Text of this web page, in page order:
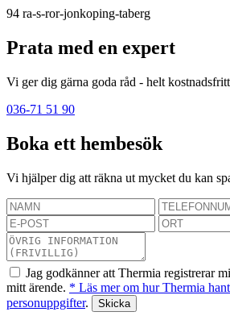
94 ra-s-ror-jonkoping-taberg
Prata med en expert
Vi ger dig gärna goda råd - helt
036-71 51 90
Boka ett hembesök
Vi hjälper dig att räkna ut mycket du kan
Jag godkänner att Thermia registrerar
mitt ärende. * Läs mer om hur Thermia
personuppgifter.